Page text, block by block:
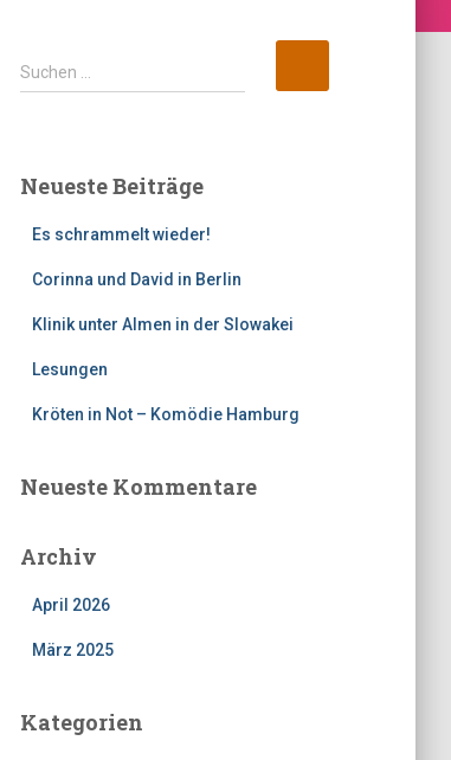
S
u
n
Suchen …
Neueste Beiträge
Es schrammelt wieder!
Corinna und David in Berlin
Klinik unter Almen in der Slowakei
Lesungen
Kröten in Not – Komödie Hamburg
Neueste Kommentare
Archiv
April 2026
März 2025
Kategorien